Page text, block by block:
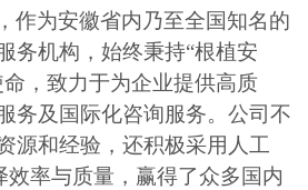
作为安徽省内乃至全国知名的
务机构，始终秉持“根植安
，致力于为企业提供高质
务及国际化咨询服务。公司不
源和经验，还积极采用人工
率与质量，赢得了众多国内